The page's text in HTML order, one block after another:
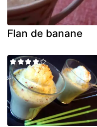
Flan de banane